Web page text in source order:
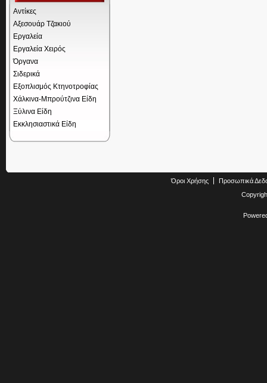
Αντίκες
Αξεσουάρ Τζακιού
Εργαλεία
Εργαλεία Χειρός
Όργανα
Σιδερικά
Εξοπλισμός Κτηνοτροφίας
Χάλκινα-Μπρούτζινα Είδη
Ξύλινα Είδη
Εκκλησιαστικά Είδη
Όροι Χρήσης
Προσωπικά